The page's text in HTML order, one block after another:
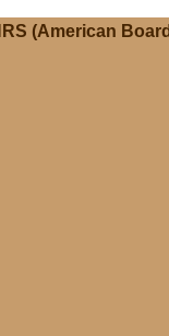
(American